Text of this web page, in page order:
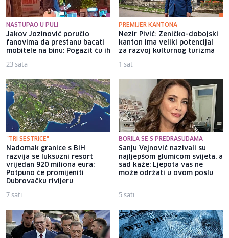
NASTUPAO U PULI
Jakov Jozinović poručio
fanovima da prestanu bacati
mobitele na binu: Pogazit ću ih
23 sata
PREMIJER KANTONA
Nezir Pivić: Zeničko-dobojski
kanton ima veliki potencijal
za razvoj kulturnog turizma
1 sat
"TRI SESTRICE"
Nadomak granice s BiH
razvija se luksuzni resort
vrijedan 920 miliona eura:
Potpuno će promijeniti
Dubrovačku rivijeru
7 sati
BORILA SE S PREDRASUDAMA
Sanju Vejnović nazivali su
najljepšom glumicom svijeta, a
sad kaže: Ljepota vas ne
može održati u ovom poslu
5 sati